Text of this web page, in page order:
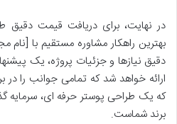
در نهایت، برای دریافت قیمت دقیق
بهترین راهکار مشاوره مستقیم با
دقیق نیازها و جزئیات پروژه، یک
ارائه خواهد شد که تمامی جوانب را در
که یک طراحی پوستر حرفه ای، سرمایه
برند شماست.